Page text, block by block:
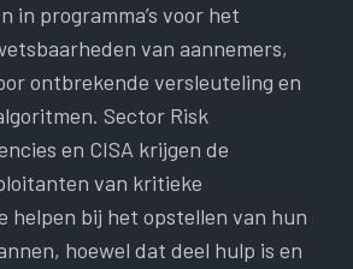
in programma’s voor het
van aannemers,
ontbrekende versleuteling en
Sector Risk
en CISA krijgen de
van kritieke
bij het opstellen van hun
hoewel dat deel hulp is en